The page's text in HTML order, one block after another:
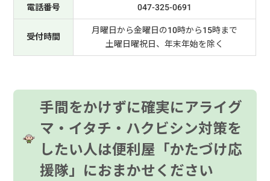
電話番号
047-325-0691
受付時間
月曜日から金曜日の10時から15時まで
土曜日曜祝日、年末年始を除く
手間をかけずに確実にアライグ
マ・イタチ・ハクビシン対策を
したい人は便利屋「かたづけ応
援隊」におまかせください